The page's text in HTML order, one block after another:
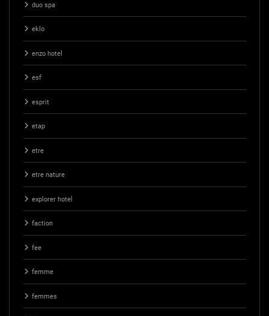
duo spa
eklo
enzo hotel
esf
esprit
etap
etre
etre nature
explorer hotel
faction
fee
femme
femmes